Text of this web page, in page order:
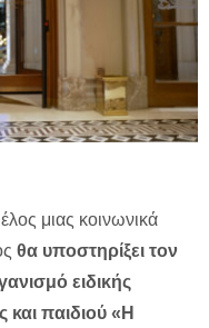
μιας κοινωνικά
θα υποστηρίξει τον
ειδικής
και παιδιού «Η